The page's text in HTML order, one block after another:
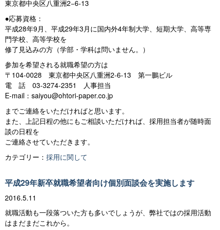
東京都中央区八重洲2−6-13
●応募資格：
平成28年9月、平成29年3月に国内外4年制大学、短期大学、高等専
門学校、高等学校を
修了見込みの方（学部・学科は問いません。）
参加を希望される就職希望の方は
〒104-0028 東京都中央区八重洲2-6-13 第一鵬ビル
電 話 03-3274-2351 人事担当
E-mail：saiyou@ohtori-paper.co.jp
までご連絡をいただければと思います。
また、上記日程の他にもご相談いただければ、採用担当者が随時面
談の日程を
ご連絡させていただきます。
カテゴリー： 採用に関して
平成29年新卒就職希望者向け個別面談会を実施します
2016.5.11
就職活動も一段落ついた方も多いでしょうが、弊社ではの採用活動
はまだまだこれから。